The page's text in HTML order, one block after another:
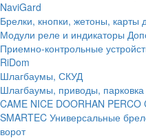
NaviGard
Брелки, кнопки, жетоны, карты
Модули реле и индикаторы
Приемно-контрольные
RiDom
Шлагбаумы, СКУД
Шлагбаумы, приводы, парковка
CAME NICE DOORHAN PERCO
SMARTEC Универсальные
ворот